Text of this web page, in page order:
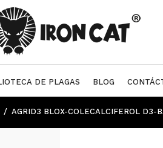
DE PLAGAS BLOG
AGRID3 BLOX-COLECALCIFEROL D3-